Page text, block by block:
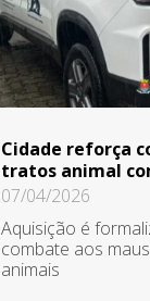
Cidade reforça
tratos animal
07/04/2026
Aquisição é
combate aos
animais